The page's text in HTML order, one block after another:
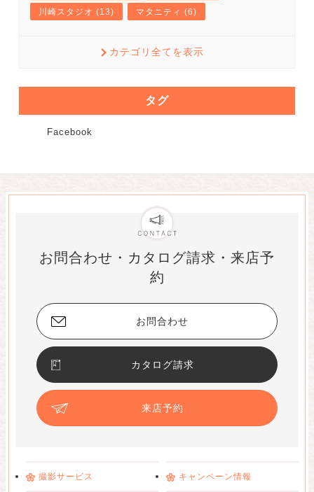
川崎スタジオ (13) マタニティ (6)
カテゴリ全てを表示
タグ
Facebook
お問合わせ・カタログ請求・来店予
約
お問合わせ
カタログ請求
来店予約
撮影サービス キャンペーン情報